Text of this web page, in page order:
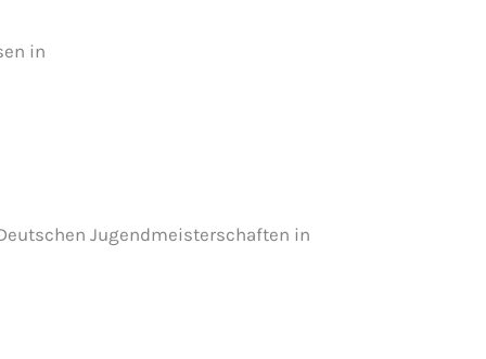
in
Jugendmeisterschaften in